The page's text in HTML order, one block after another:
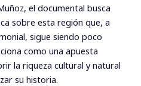
el documental busca
sobre esta región que, a
sigue siendo poco
como una apuesta
la riqueza cultural y natural
su historia.